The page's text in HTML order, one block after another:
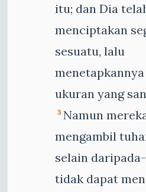
itu; dan Dia
menciptakan
sesuatu, lalu
ukuran yang
3 Namun
mengambil
selain
tidak dapat